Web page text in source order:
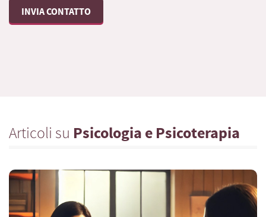
Articoli su Psicologia e Psicoterapia